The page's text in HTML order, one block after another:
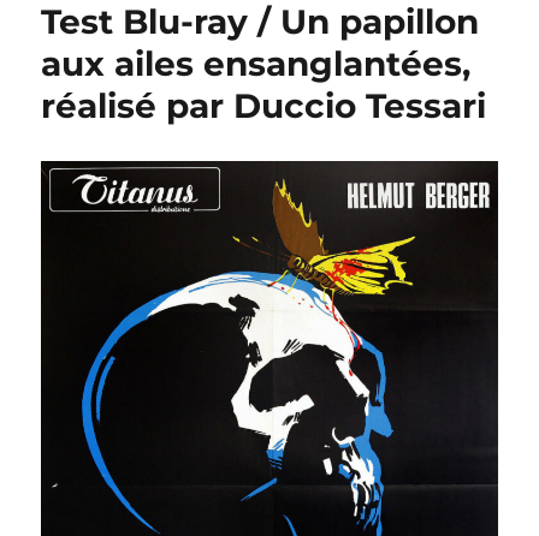
Test Blu-ray / Un papillon
aux ailes ensanglantées,
réalisé par Duccio Tessari